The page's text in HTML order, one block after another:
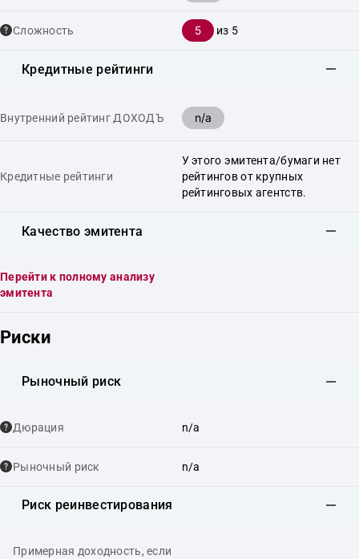
Сложность 5 из 5
Кредитные рейтинги
Внутренний рейтинг ДОХОДЪ n/a
Кредитные рейтинги
У этого эмитента/бумаги нет
рейтингов от крупных
рейтинговых агентств.
Качество эмитента
Перейти к полному анализу
эмитента
Риски
Рыночный риск
Дюрация n/a
Рыночный риск n/a
Риск реинвестирования
Примерная доходность, если